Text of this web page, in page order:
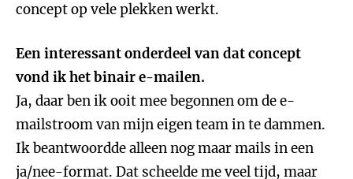
concept op vele plekken werkt.
Een interessant onderdeel van dat concept
vond ik het binair e-mailen.
Ja, daar ben ik ooit mee begonnen om de e-
mailstroom van mijn eigen team in te dammen.
Ik beantwoordde alleen nog maar mails in een
ja/nee-format. Dat scheelde me veel tijd, maar